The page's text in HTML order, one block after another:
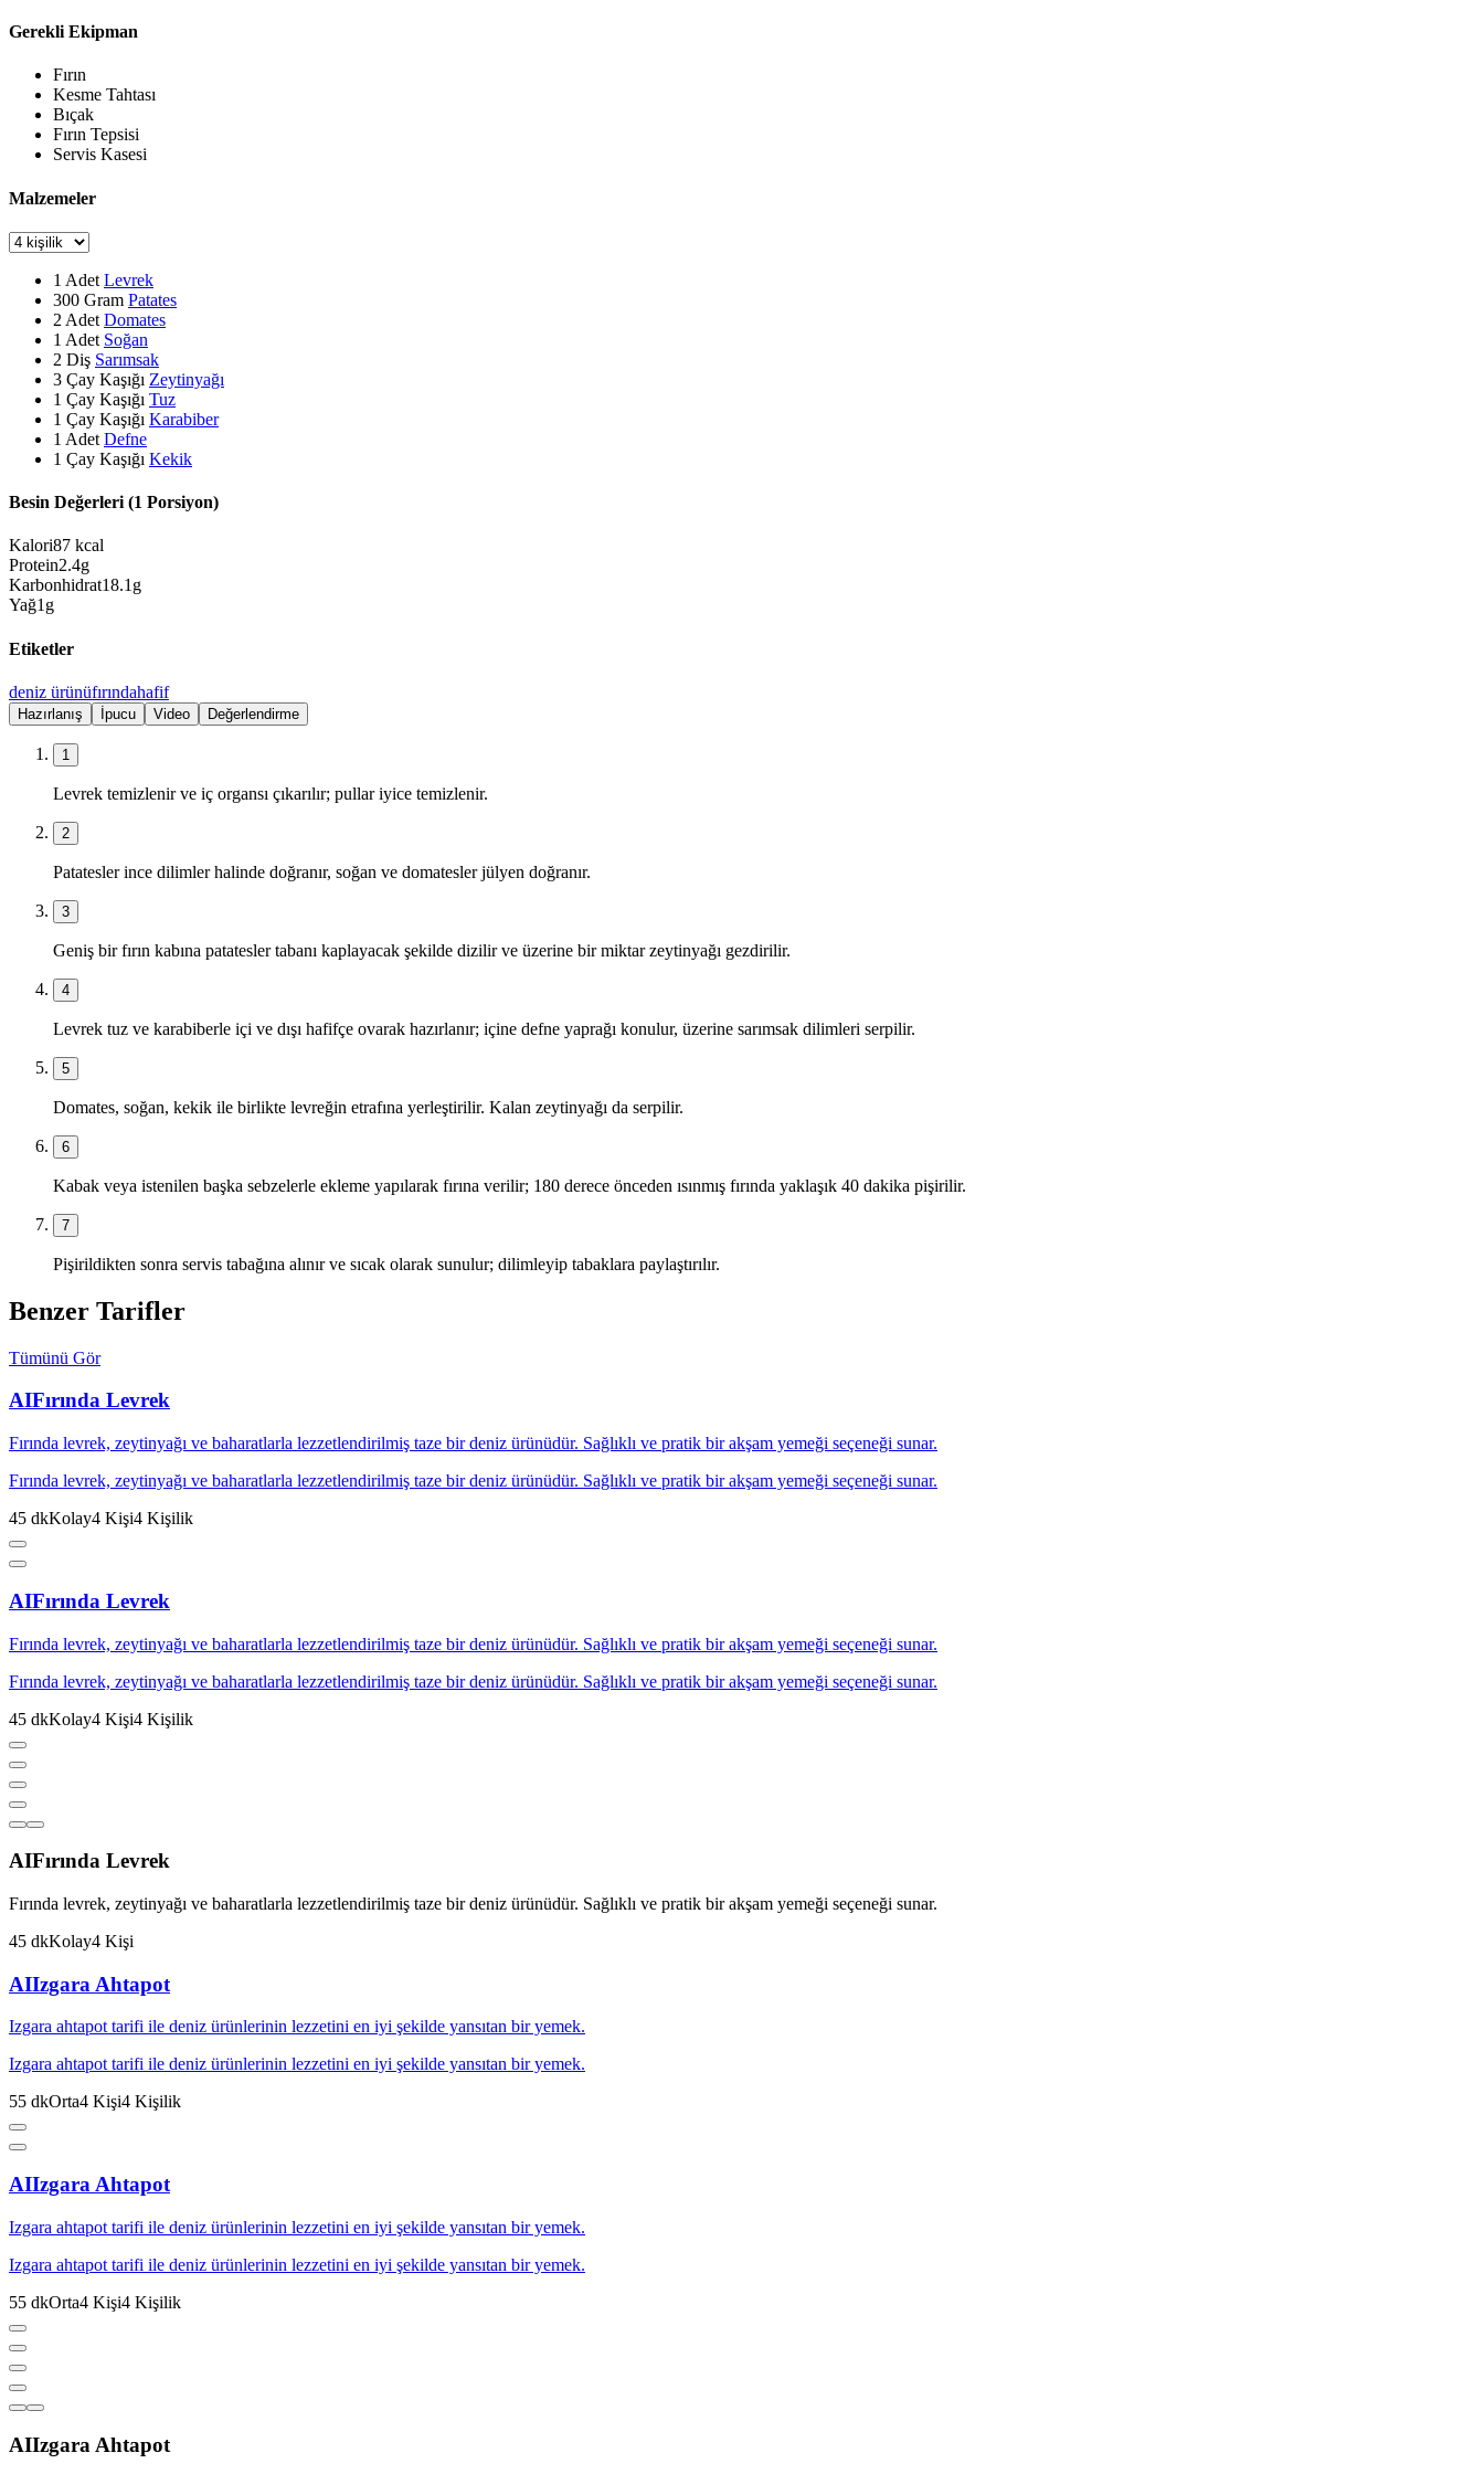
Gerekli Ekipman
Fırın
Kesme Tahtası
Bıçak
Fırın Tepsisi
Servis Kasesi
Malzemeler
1 Adet Levrek
300 Gram Patates
2 Adet Domates
1 Adet Soğan
2 Diş Sarımsak
3 Çay Kaşığı Zeytinyağı
1 Çay Kaşığı Tuz
1 Çay Kaşığı Karabiber
1 Adet Defne
1 Çay Kaşığı Kekik
Besin Değerleri (1 Porsiyon)
Kalori87 kcal
Protein2.4g
Karbonhidrat18.1 g
Yağ1 g
Etiketler
deniz ürünüfırındahafif
Hazırlanış İpucu Video Değerlendirme
1
Levrek temizlenir ve iç organsı çıkarılır; pullar iyice temizlenir.
2
Patatesler ince dilimler halinde doğranır, soğan ve domatesler jülyen doğranır.
3
Geniş bir fırın kabına patatesler tabanı kaplayacak şekilde dizilir ve üzerine bir miktar zeytinyağı gezdirilir.
4
Levrek tuz ve karabiberle içi ve dışı hafifçe ovarak hazırlanır; içine defne yaprağı konulur, üzerine sarımsak dilimleri serpilir.
5
Domates, soğan, kekik ile birlikte levreğin etrafına yerleştirilir. Kalan zeytinyağı da serpilir.
6
Kabak veya istenilen başka sebzelerle ekleme yapılarak fırına verilir; 180 derece önceden ısınmış fırında yaklaşık 40 dakika pişirilir.
7
Pişirildikten sonra servis tabağına alınır ve sıcak olarak sunulur; dilimleyip tabaklara paylaştırılır.
Benzer Tarifler
Tümünü Gör
AIFırında Levrek
Fırında levrek, zeytinyağı ve baharatlarla lezzetlendirilmiş taze bir deniz ürünüdür. Sağlıklı ve pratik bir akşam yemeği seçeneği sunar.
Fırında levrek, zeytinyağı ve baharatlarla lezzetlendirilmiş taze bir deniz ürünüdür. Sağlıklı ve pratik bir akşam yemeği seçeneği sunar.
45 dkKolay4 Kişi4 Kişilik
AIFırında Levrek
Fırında levrek, zeytinyağı ve baharatlarla lezzetlendirilmiş taze bir deniz ürünüdür. Sağlıklı ve pratik bir akşam yemeği seçeneği sunar.
Fırında levrek, zeytinyağı ve baharatlarla lezzetlendirilmiş taze bir deniz ürünüdür. Sağlıklı ve pratik bir akşam yemeği seçeneği sunar.
45 dkKolay4 Kişi4 Kişilik
AIFırında Levrek
Fırında levrek, zeytinyağı ve baharatlarla lezzetlendirilmiş taze bir deniz ürünüdür. Sağlıklı ve pratik bir akşam yemeği seçeneği sunar.
45 dkKolay4 Kişi
AIIzgara Ahtapot
Izgara ahtapot tarifi ile deniz ürünlerinin lezzetini en iyi şekilde yansıtan bir yemek.
Izgara ahtapot tarifi ile deniz ürünlerinin lezzetini en iyi şekilde yansıtan bir yemek.
55 dkOrta4 Kişi4 Kişilik
AIIzgara Ahtapot
Izgara ahtapot tarifi ile deniz ürünlerinin lezzetini en iyi şekilde yansıtan bir yemek.
Izgara ahtapot tarifi ile deniz ürünlerinin lezzetini en iyi şekilde yansıtan bir yemek.
55 dkOrta4 Kişi4 Kişilik
AIIzgara Ahtapot